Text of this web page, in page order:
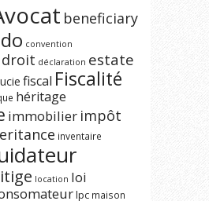
beneficiary
convention
droit déclaration estate
fiscal Fiscalité
héritage
immobilier impôt
inventaire
location loi
lpc maison